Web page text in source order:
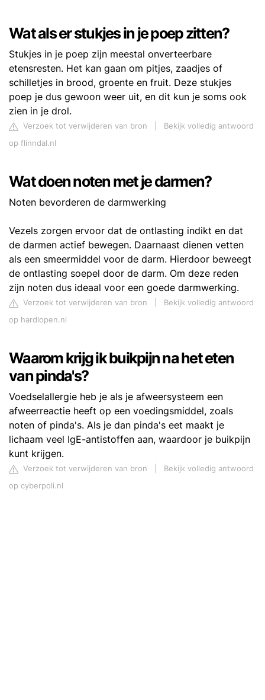
Wat als er stukjes in je poep zitten?
Stukjes in je poep zijn meestal onverteerbare
etensresten. Het kan gaan om pitjes, zaadjes of
schilletjes in brood, groente en fruit. Deze stukjes
poep je dus gewoon weer uit, en dit kun je soms ook
zien in je drol.
Verzoek tot verwijderen van bron
Bekijk volledig antwoord
op flinndal.nl
Wat doen noten met je darmen?
Noten bevorderen de darmwerking
Vezels zorgen ervoor dat de ontlasting indikt en dat
de darmen actief bewegen. Daarnaast dienen vetten
als een smeermiddel voor de darm. Hierdoor beweegt
de ontlasting soepel door de darm. Om deze reden
zijn noten dus ideaal voor een goede darmwerking.
Verzoek tot verwijderen van bron
Bekijk volledig antwoord
op hardlopen.nl
Waarom krijg ik buikpijn na het eten
van pinda's?
Voedselallergie heb je als je afweersysteem een
afweerreactie heeft op een voedingsmiddel, zoals
noten of pinda's. Als je dan pinda's eet maakt je
lichaam veel IgE-antistoffen aan, waardoor je buikpijn
kunt krijgen.
Verzoek tot verwijderen van bron
Bekijk volledig antwoord
op cyberpoli.nl